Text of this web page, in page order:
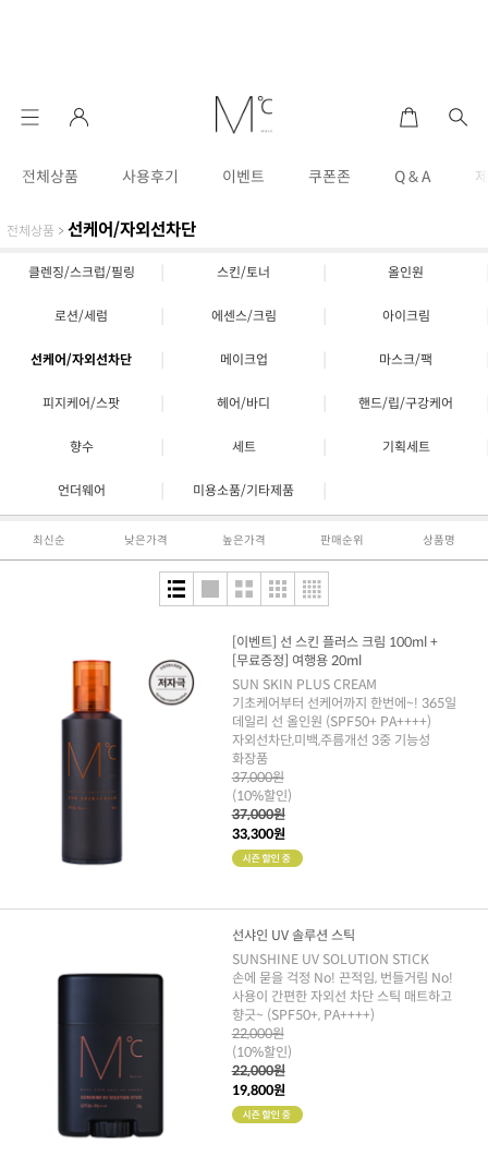
전체상품 사용후기 이벤트 쿠폰존 Q & A
전체상품 > 선케어/자외선차단
클렌징/스크럽/필링 스킨/토너 올인원
로션/세럼 에센스/크림 아이크림
선케어/자외선차단 메이크업 마스크/팩
피지케어/스팟 헤어/바디 핸드/립/구강케어
향수 세트 기획세트
언더웨어 미용소품/기타제품
최신순 낮은가격 높은가격 판매순위 상품명
[이벤트] 선 스킨 플러스 크림 100ml +
[무료증정] 여행용 20ml
SUN SKIN PLUS CREAM
기초케어부터 선케어까지 한번에~! 365일
데일리 선 올인원 (SPF50+ PA++++)
자외선차단,미백,주름개선 3중 기능성
화장품
37,000원
(10%할인)
37,000원
33,300원
선샤인 UV 솔루션 스틱
SUNSHINE UV SOLUTION STICK
손에 묻을 걱정 No! 끈적임, 번들거림 No!
사용이 간편한 자외선 차단 스틱 매트하고
향긋~ (SPF50+, PA++++)
22,000원
(10%할인)
22,000원
19,800원